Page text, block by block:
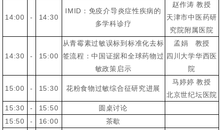
14:00 - 14:30
IMID：免疫介导炎症性疾病的
多学科诊疗
赵作涛 教授
天津市中医药研
究院附属医院
14:30 - 15:00
从青霉素过敏误标到标准化去标
签流程：中国证据和全球药物过
敏政策启示
孟娟 教授
四川大学华西医
院
15:00 - 15:30 花粉食物过敏综合征研究进展
马婷婷 教授
北京世纪坛医院
15:30
- 15:50
圆桌讨论
15:50
- 16:00 茶歇